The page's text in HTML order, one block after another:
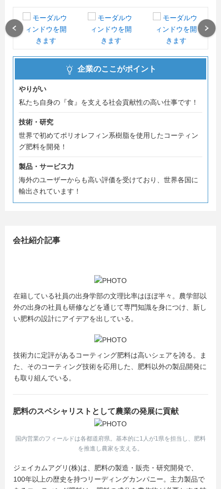
ご参加希望の方は、マイナビにて予約を受付しております
ので、
是非ご予約をお願いいたします。
企業のここがポイント
やりがい
私たち自身の『食』を支える社会貢献性の高い仕事です！
技術・研究
世界で初めてポリオレフィン系樹脂を使用したコーティン
グ肥料を開発！
製品・サービス力
海外のユーザーからも高い評価を受けており、世界各国に
輸出されています！
会社紹介記事
在籍している社員の出身学部の文理比率はほぼ半々。農学部以
外の出身の社員も研修などを通じて専門知識を身につけ、新し
い肥料の設計にアイデアを出している。
技術力に定評があるコーティング肥料は高いシェアを誇る。ま
た、そのコーティング技術を応用した、肥料以外の製品開発に
も取り組んでいる。
肥料のスペシャリストとして農業の発展に貢献
国内営業のフィールドは各都道府県。基本的に1人が1県を担当し、肥料
を推進し農家を支える。
ジェイカムアグリ(株)は、肥料の製造・販売・研究開発で、
100年以上の歴史を持つリーディングカンパニー。主力製品で